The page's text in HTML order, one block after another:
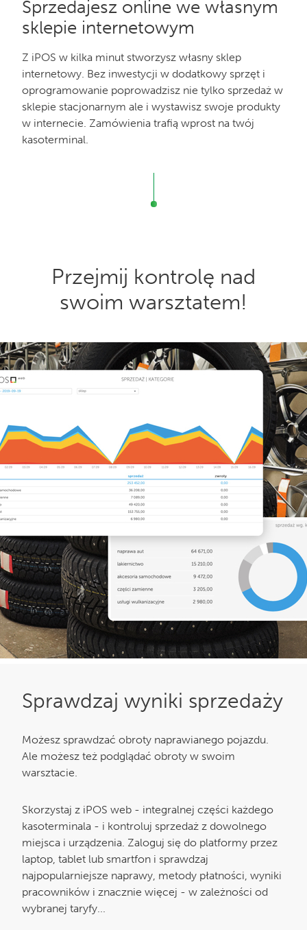
Sprzedajesz online we własnym
sklepie internetowym
Z iPOS w kilka minut stworzysz własny sklep
internetowy. Bez inwestycji w dodatkowy sprzęt i
oprogramowanie poprowadzisz nie tylko sprzedaż w
sklepie stacjonarnym ale i wystawisz swoje produkty
w internecie. Zamówienia trafią wprost na twój
kasoterminal.
Przejmij kontrolę nad
swoim warsztatem!
Sprawdzaj wyniki sprzedaży
Możesz sprawdzać obroty naprawianego pojazdu.
Ale możesz też podglądać obroty w swoim
warsztacie.
Skorzystaj z iPOS web - integralnej części każdego
kasoterminala - i kontroluj sprzedaż z dowolnego
miejsca i urządzenia. Zaloguj się do platformy przez
laptop, tablet lub smartfon i sprawdzaj
najpopularniejsze naprawy, metody płatności, wyniki
pracowników i znacznie więcej - w zależności od
wybranej taryfy...